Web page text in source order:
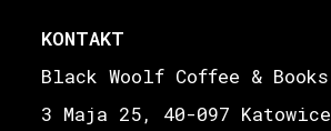
KONTAKT
Black Woolf Coffee & Books
3 Maja 25, 40-097 Katowice